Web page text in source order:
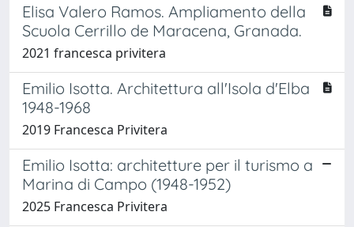
Elisa Valero Ramos. Ampliamento della
Scuola Cerrillo de Maracena, Granada.
2021 francesca privitera
Emilio Isotta. Architettura all'Isola d'Elba
1948-1968
2019 Francesca Privitera
Emilio Isotta: architetture per il turismo a
Marina di Campo (1948-1952)
2025 Francesca Privitera